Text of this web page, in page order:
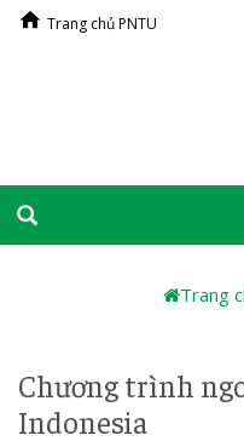
Trang chủ PNTU
Trang
Chương trình
Indonesia